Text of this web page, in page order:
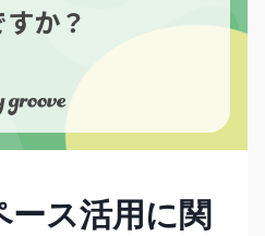
か？
ス活用に関